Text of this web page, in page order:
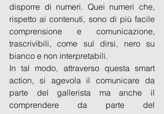
disporre di numeri. Quei numeri che,
rispetto ai contenuti, sono di più facile
comprensione e comunicazione,
trascrivibili, come sul dirsi, nero su
bianco e non interpretabili.
In tal modo, attraverso questa smart
action, si agevola il comunicare da
parte del gallerista ma anche il
comprendere da parte del